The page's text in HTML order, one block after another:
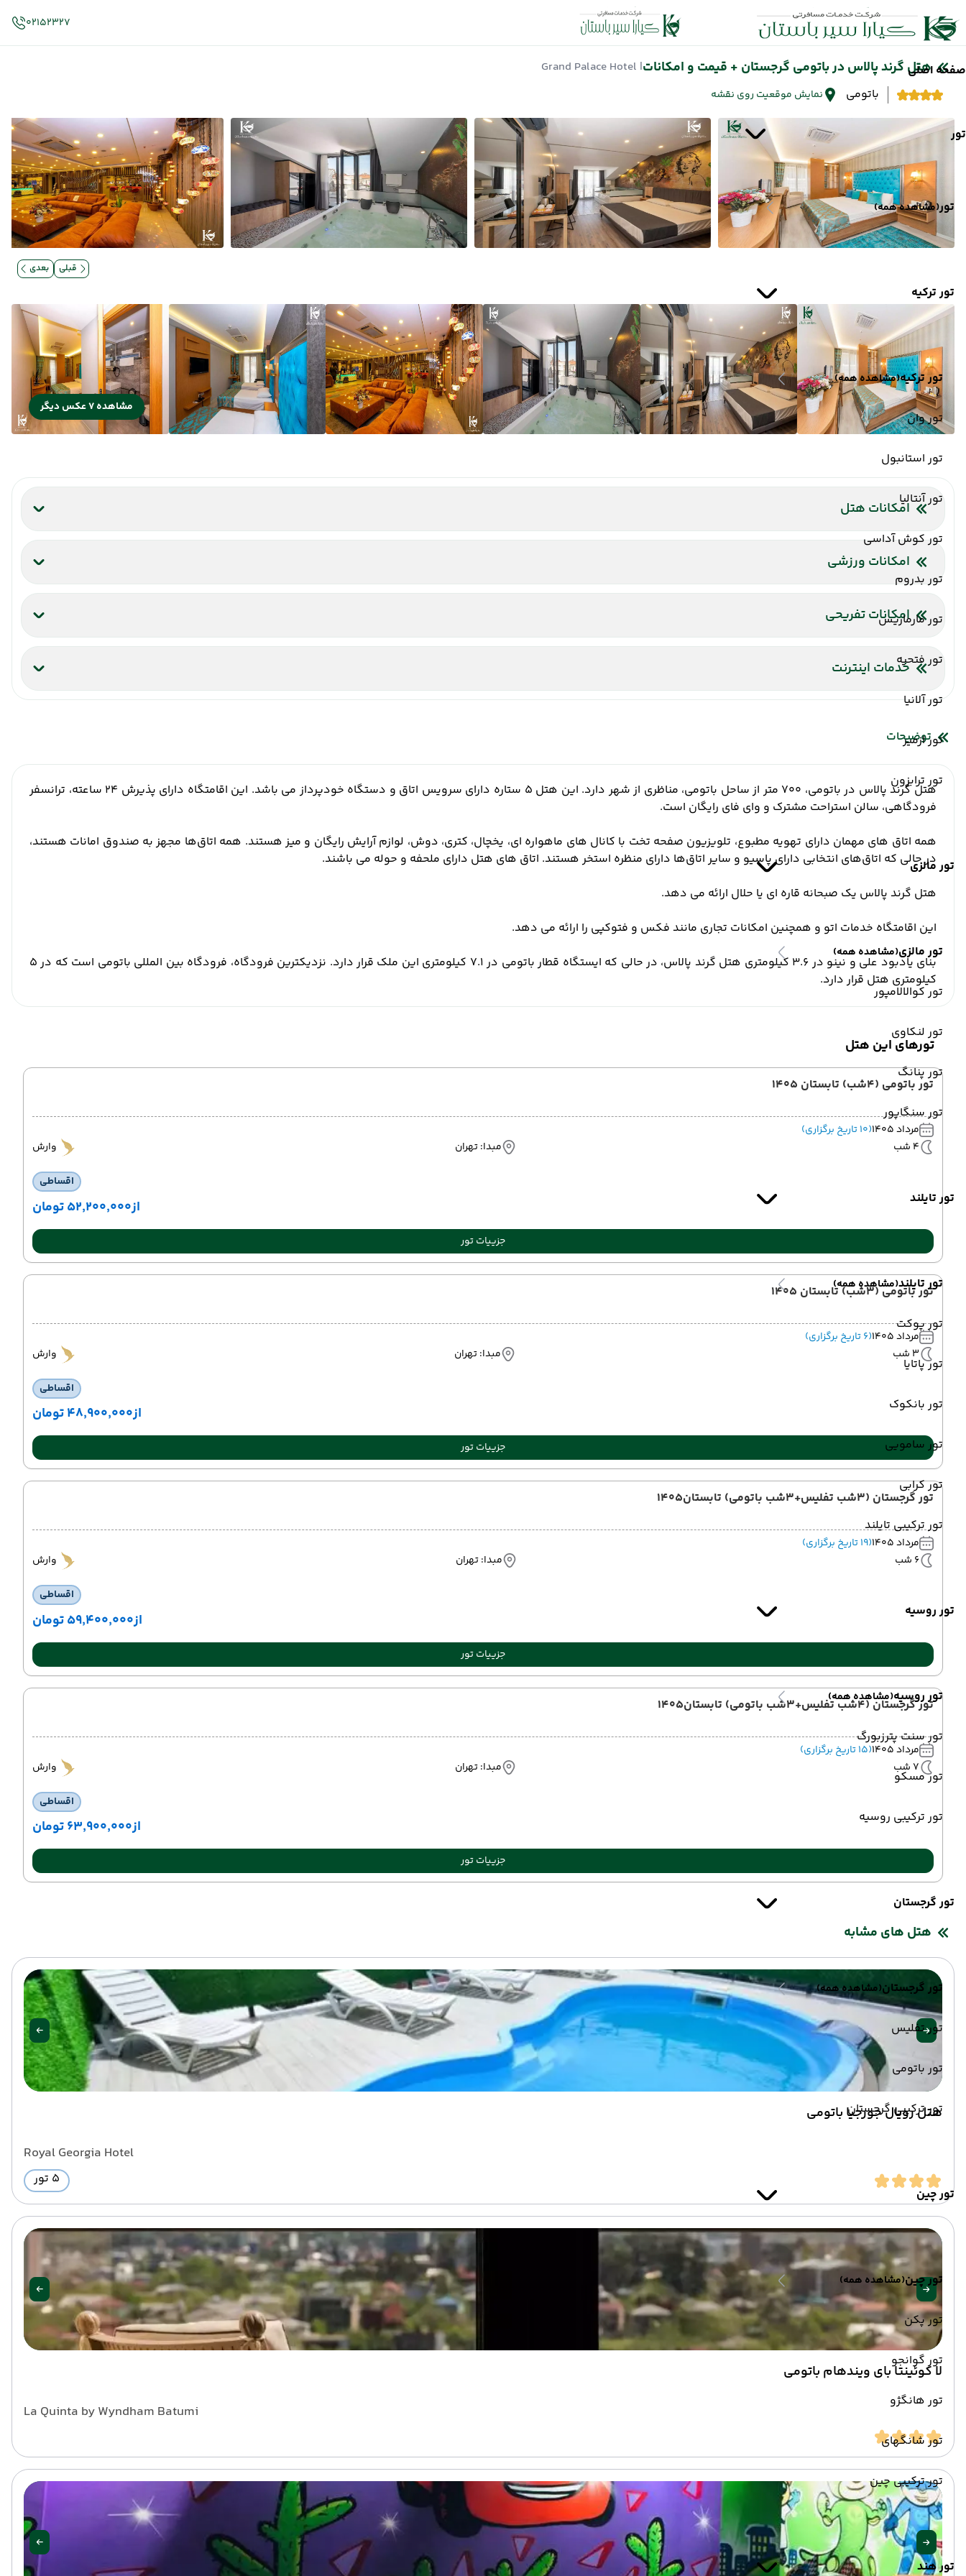
صفحه اصلی
تور
تور(مشاهده همه)
تور ترکیه
تور ترکیه(مشاهده همه)
تور وان
تور استانبول
تور آنتالیا
تور کوش آداسی
تور بدروم
تور مارماریس
تور فتحیه
تور آلانیا
تور ازمیر
تور ترابزون
تور مالزی
تور مالزی(مشاهده همه)
تور کوالالامپور
تور لنکاوی
تور پنانگ
تور سنگاپور
تور تایلند
تور تایلند(مشاهده همه)
تور پوکت
تور پاتایا
تور بانکوک
تور سامویی
تور کرابی
تور ترکیبی تایلند
تور روسیه
تور روسیه(مشاهده همه)
تور سنت پترزبورگ
تور مسکو
تور ترکیبی روسیه
تور گرجستان
تور گرجستان(مشاهده همه)
تور تفلیس
تور باتومی
تور ترکیبی گرجستان
تور چین
تور چین(مشاهده همه)
تور پکن
تور گوانجو
تور هانگژو
تور شانگهای
تور ترکیبی چین
تور هند
02152327
هتل گرند پالاس در باتومی گرجستان + قیمت و امکانات| Grand Palace Hotel
باتومی
نمایش موقعیت روی نقشه
قبلی بعدی
مشاهده 7 عکس دیگر
امکانات هتل
رستوران فروشگاه خدمات 24 ساعته در اتاق پارکینگ خشکشویی
امکانات ورزشی
استخر سرپوشیده سونا
امکانات تفریحی
سالن بازی کودکان سالن ماساژ
خدمات اینترنت
اینترنت بیسیم رایگان در لابی اینترنت بیسیم رایگان در اتاقها
توضیحات
هتل گرند پالاس در باتومی، 700 متر از ساحل باتومی، مناظری از شهر دارد. این هتل 5 ستاره دارای سرویس اتاق و دستگاه خودپرداز می باشد. این اقامتگاه دارای پذیرش 24 ساعته، ترانسفر
فرودگاهی، سالن استراحت مشترک و وای فای رایگان است.
همه اتاق های مهمان دارای تهویه مطبوع، تلویزیون صفحه تخت با کانال های ماهواره ای، یخچال، کتری، دوش، لوازم آرایش رایگان و میز هستند. همه اتاق‌ها مجهز به صندوق امانات هستند،
در حالی که اتاق‌های انتخابی دارای پاسیو و سایر اتاق‌ها دارای منظره استخر هستند. اتاق های هتل دارای ملحفه و حوله می باشند.
هتل گرند پالاس یک صبحانه قاره ای یا حلال ارائه می دهد.
این اقامتگاه خدمات اتو و همچنین امکانات تجاری مانند فکس و فتوکپی را ارائه می دهد.
بنای یادبود علی و نینو در 3.6 کیلومتری هتل گرند پالاس، در حالی که ایستگاه قطار باتومی در 7.1 کیلومتری این ملک قرار دارد. نزدیکترین فرودگاه، فرودگاه بین المللی باتومی است که در 5
کیلومتری هتل قرار دارد.
تورهای این هتل
تور باتومی (4شب) تابستان 1405
مرداد 1405
(10 تاریخ برگزاری)
4 شب
مبدا: تهران وارش
اقساطی
از۵۲٬۲۰۰٬۰۰۰ تومان
جزییات تور
تور باتومی (3شب) تابستان 1405
مرداد 1405
(6 تاریخ برگزاری)
3 شب
مبدا: تهران وارش
اقساطی
از۴۸٬۹۰۰٬۰۰۰ تومان
جزییات تور
تور گرجستان (3شب تفلیس+3شب باتومی) تابستان1405
مرداد 1405
(19 تاریخ برگزاری)
6 شب
مبدا: تهران وارش
اقساطی
از۵۹٬۴۰۰٬۰۰۰ تومان
جزییات تور
تور گرجستان (4شب تفلیس+3شب باتومی) تابستان1405
مرداد 1405
(15 تاریخ برگزاری)
7 شب
مبدا: تهران وارش
اقساطی
از۶۳٬۹۰۰٬۰۰۰ تومان
جزییات تور
هتل های مشابه
هتل رویال جورجیا باتومی
Royal Georgia Hotel
5 تور
لا کوئینتا بای ویندهام باتومی
La Quinta by Wyndham Batumi